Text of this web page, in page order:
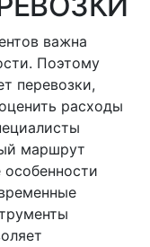
важна
Поэтому
перевозки,
расходы
маршрут